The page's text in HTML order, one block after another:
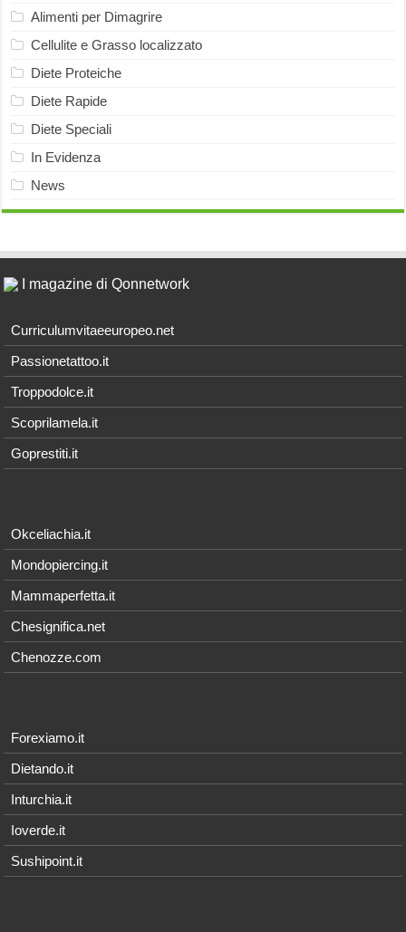
Alimenti per Dimagrire
Cellulite e Grasso localizzato
Diete Proteiche
Diete Rapide
Diete Speciali
In Evidenza
News
I magazine di Qonnetwork
Curriculumvitaeeuropeo.net
Passionetattoo.it
Troppodolce.it
Scoprilamela.it
Goprestiti.it
Okceliachia.it
Mondopiercing.it
Mammaperfetta.it
Chesignifica.net
Chenozze.com
Forexiamo.it
Dietando.it
Inturchia.it
Ioverde.it
Sushipoint.it